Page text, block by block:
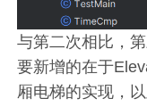
与第二次相比，
要新增的在于
厢电梯的实现，